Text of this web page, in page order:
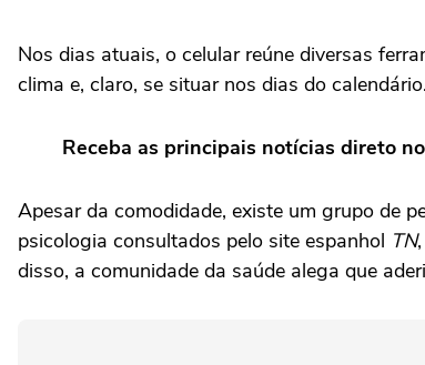
Nos dias atuais, o celular reúne diversas
clima e, claro, se situar nos dias do calendário.
Receba as principais notícias direto
Apesar da comodidade, existe um grupo de
psicologia consultados pelo site espanhol TN
disso, a comunidade da saúde alega que